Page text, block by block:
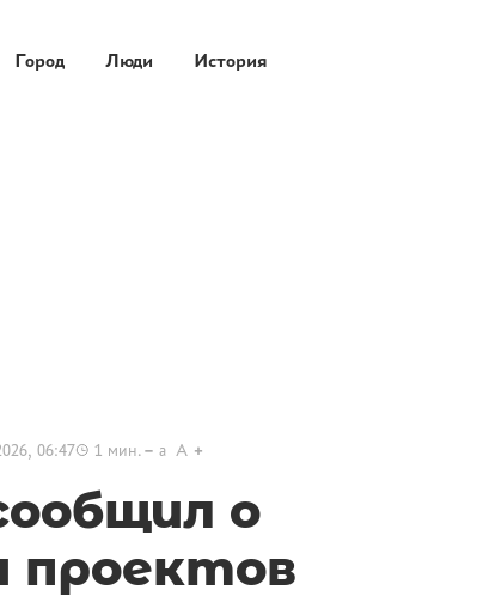
Город Люди История
06:47 1 мин. a A
о
проектов